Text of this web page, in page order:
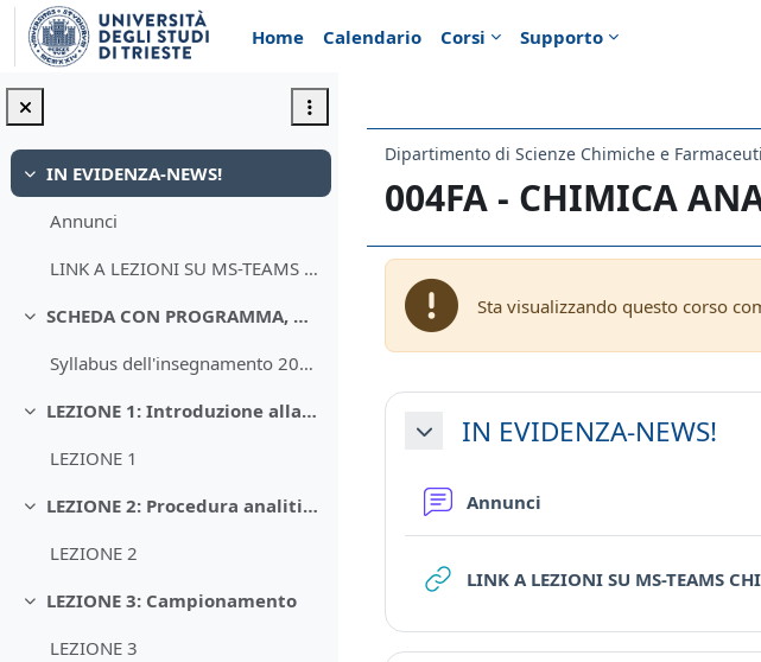
Vai al contenuto principale
Home
Calendario Corsi Supporto
Minimizza
IN EVIDENZA-NEWS!
Annunci
LINK A LEZIONI SU MS-TEAMS CHIMICA ANALITICA 2021
Minimizza
SCHEDA CON PROGRAMMA, OBIETTIVI FORMATIVI, TESTI E ORARI
Syllabus dell'insegnamento 2020-21
Minimizza
LEZIONE 1: Introduzione alla Chimica Analitica
LEZIONE 1
Minimizza
LEZIONE 2: Procedura analitica e scelta del metodo
LEZIONE 2
Minimizza
LEZIONE 3: Campionamento
LEZIONE 3
Dipartimento di Scienze Chimiche e
004FA - CHIMICA
Sta visualizzando questo corso
Schema della sezione
MinimizzaIN EVIDENZA-NEWS!
Annunci
LINK A LEZIONI SU MS-TEAMS